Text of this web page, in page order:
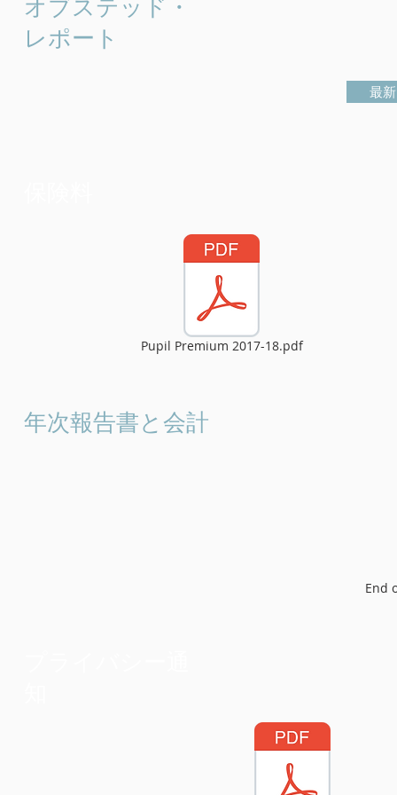
オブステッド・
レポート
最
Pupil Premium 2017-18.pdf
年次報告書と会計
End